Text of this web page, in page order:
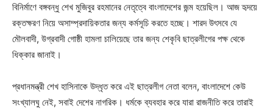
বিনির্মাণে বঙ্গবন্ধু শেখ মুজিবুর রহমানের নেতৃত্বে বাংলাদেশের জন্ম হয়েছিল। আজ হৃদয়ে
রক্তক্ষরণ নিয়ে অসাম্প্রদায়িকতার জন্য কর্মসূচি করতে হচ্ছে। শারদ উৎসবে যে
মৌলবাদী, উগ্রবাদী গোষ্ঠী হামলা চালিয়েছে তার জন্য শেকৃবি ছাত্রলীগের পক্ষ থেকে
ধিক্কার জানাই।
প্রধানমন্ত্রী শেখ হাসিনাকে উদ্ধৃত করে এই ছাত্রলীগ নেতা বলেন, বাংলাদেশে কেউ
সংখ্যালঘু নেই, সবাই দেশের নাগরিক। ধর্মকে ব্যবহার করে যারা রাজনীতি করে তারাই